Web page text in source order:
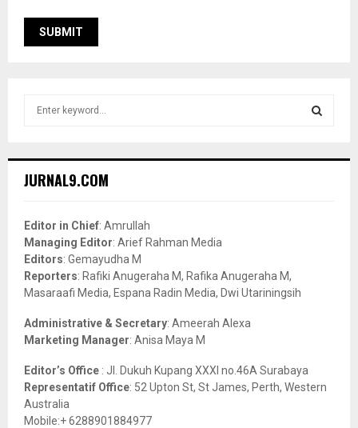
h
o
r
:
JURNAL9.COM
Editor in Chief: Amrullah
Managing Editor: Arief Rahman Media
Editors: Gemayudha M
Reporters: Rafiki Anugeraha M, Rafika Anugeraha M,
Masaraafi Media, Espana Radin Media, Dwi Utariningsih
Administrative & Secretary: Ameerah Alexa
Marketing Manager: Anisa Maya M
Editor’s Office : Jl. Dukuh Kupang XXXI no.46A Surabaya
Representatif Office: 52 Upton St, St James, Perth, Western
Australia
Mobile:+ 6288901884977